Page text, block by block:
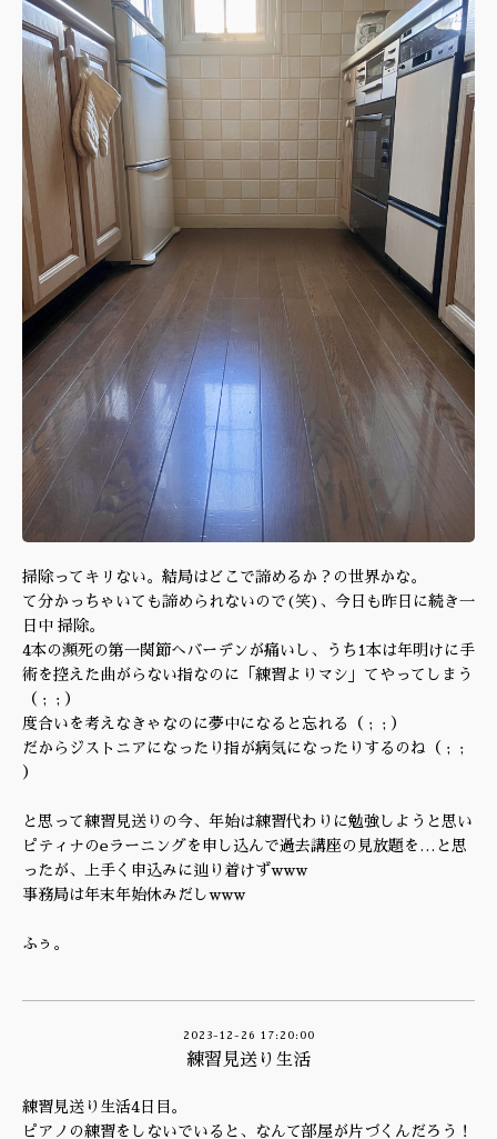
掃除ってキリない。結局はどこで諦めるか？の世界かな。
て分かっちゃいても諦められないので(笑)、今日も昨日に続き一
日中 掃除。
4本の瀕死の第一関節へバーデンが痛いし、うち1本は年明けに手
術を控えた曲がらない指なのに「練習よりマシ」てやってしまう
（ ; ; ）
度合いを考えなきゃなのに夢中になると忘れる（ ; ; ）
だからジストニアになったり指が病気になったりするのね（ ; ;
）
と思って練習見送りの今、年始は練習代わりに勉強しようと思い
ピティナのeラーニングを申し込んで過去講座の見放題を…と思
ったが、上手く申込みに辿り着けずwww
事務局は年末年始休みだしwww
ふぅ。
2023-12-26 17:20:00
練習見送り生活
練習見送り生活4日目。
ピアノの練習をしないでいると、なんて部屋が片づくんだろう！